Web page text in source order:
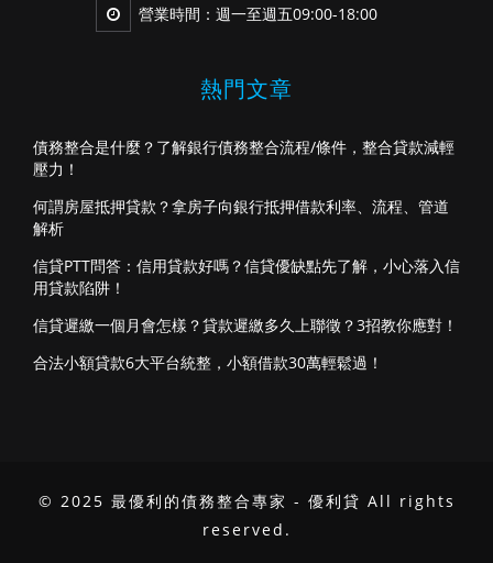
營業時間：週一至週五09:00-18:00
熱門文章
債務整合是什麼？了解銀行債務整合流程/條件，整合貸款減輕
壓力！
何謂房屋抵押貸款？拿房子向銀行抵押借款利率、流程、管道
解析
信貸PTT問答：信用貸款好嗎？信貸優缺點先了解，小心落入信
用貸款陷阱！
信貸遲繳一個月會怎樣？貸款遲繳多久上聯徵？3招教你應對！
合法小額貸款6大平台統整，小額借款30萬輕鬆過！
© 2025 最優利的債務整合專家 - 優利貸 All rights
reserved.